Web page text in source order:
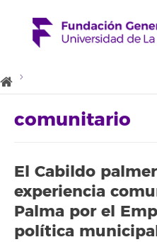
comunitario
El Cabildo
experiencia
Palma por el
política